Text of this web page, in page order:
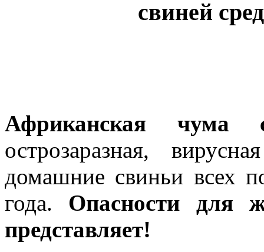
свиней
Африканская чума
острозаразная,
домашние свиньи всех
года. Опасности для
представляет!